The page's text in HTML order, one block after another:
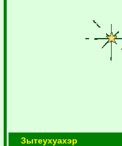
Зытеухуахэр